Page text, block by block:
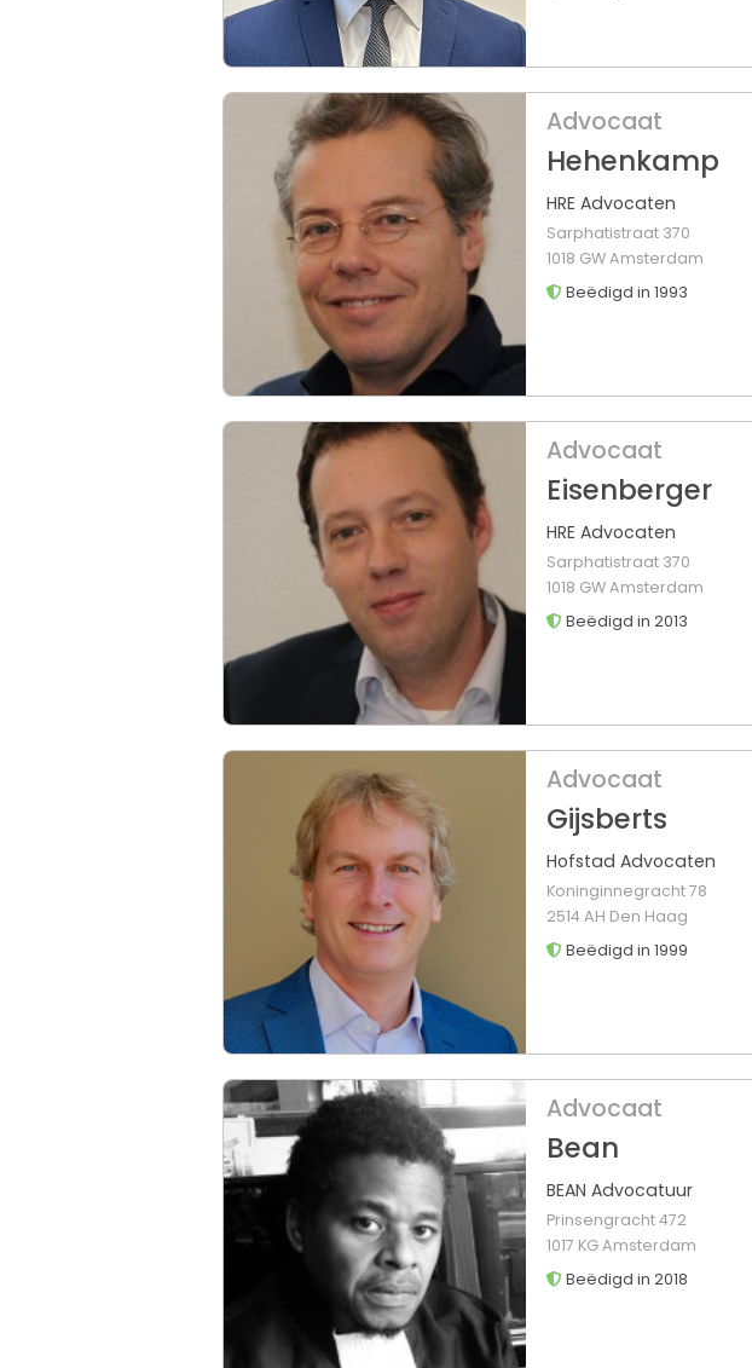
Advocaat
Hehenkamp
HRE Advocaten
Sarphatistraat 370
1018 GW Amsterdam
Beëdigd in 1993
Advocaat
Eisenberger
HRE Advocaten
Sarphatistraat 370
1018 GW Amsterdam
Beëdigd in 2013
Advocaat
Gijsberts
Hofstad Advocaten
Koninginnegracht 78
2514 AH Den Haag
Beëdigd in 1999
Advocaat
Bean
BEAN Advocatuur
Prinsengracht 472
1017 KG Amsterdam
Beëdigd in 2018